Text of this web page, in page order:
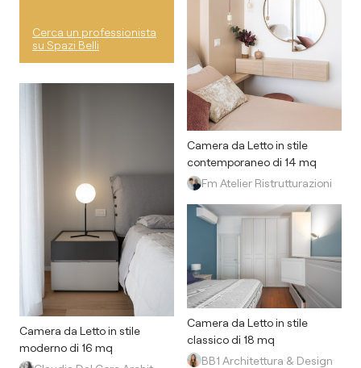
Cerca un professionista
su Spazi Belli
Camera da Letto in stile
moderno di 16 mq
Camera da Letto in stile
contemporaneo di 14 mq
Fm Atelier Ristrutturazioni
Camera da Letto in stile
classico di 18 mq
BB1 Architettura & Design